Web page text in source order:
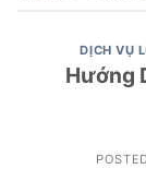
DỊCH VỤ
Hướng